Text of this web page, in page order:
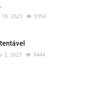
18, 2023 8354
3, 2023 9444